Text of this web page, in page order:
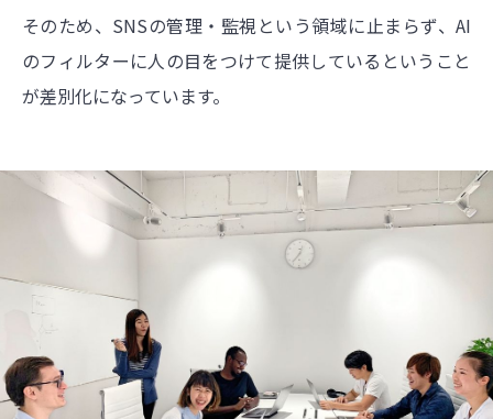
そのため、SNSの管理・監視という領域に止まらず、AI
のフィルターに人の目をつけて提供しているということ
が差別化になっています。